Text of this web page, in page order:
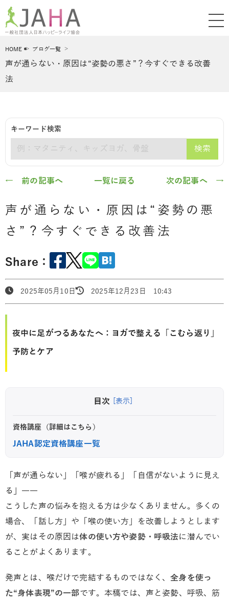
HOME ブログ一覧
声が通らない・原因は“姿勢の悪さ”？今すぐできる改善
法
キーワード検索
検索
← 前の記事へ 一覧に戻る 次の記事へ →
声が通らない・原因は“姿勢の悪
さ”？今すぐできる改善法
Share：
2025年05月10日 2025年12月23日 10:43
夜中に足がつるあなたへ：ヨガで整える「こむら返り」
予防とケア
目次 [表示]
資格講座（詳細はこちら）
JAHA認定資格講座一覧
「声が通らない」「喉が疲れる」「自信がないように見え
る」――
こうした声の悩みを抱える方は少なくありません。多くの
場合、「話し方」や「喉の使い方」を改善しようとします
が、実はその原因は体の使い方や姿勢・呼吸法に潜んでい
ることがよくあります。
発声とは、喉だけで完結するものではなく、全身を使っ
た“身体表現”の一部です。本稿では、声と姿勢、呼吸、筋